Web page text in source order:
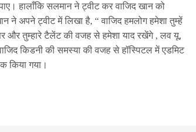
हालाँकि सलमान ने ट्वीट कर वाजिद खान को
ने अपने ट्वीट में लिखा है, “ वाजिद हमलोग हमेशा तुम्हें
और तुम्हारे टैलेंट की वजह से हमेशा याद रखेंगे , लव यू,
किडनी की समस्या की वजह से हॉस्पिटल में एडमिट
किया गया।